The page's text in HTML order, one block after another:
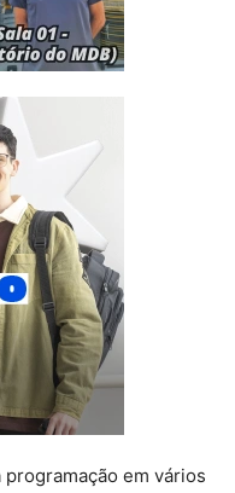
programação em vários